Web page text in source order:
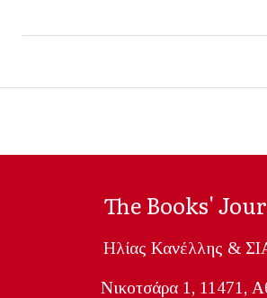
The Books'
Ηλίας Κανέλλης &
Nικοτσάρα 1, 11471,